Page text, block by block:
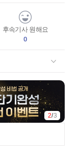
후속기사 원해요
0
2/3